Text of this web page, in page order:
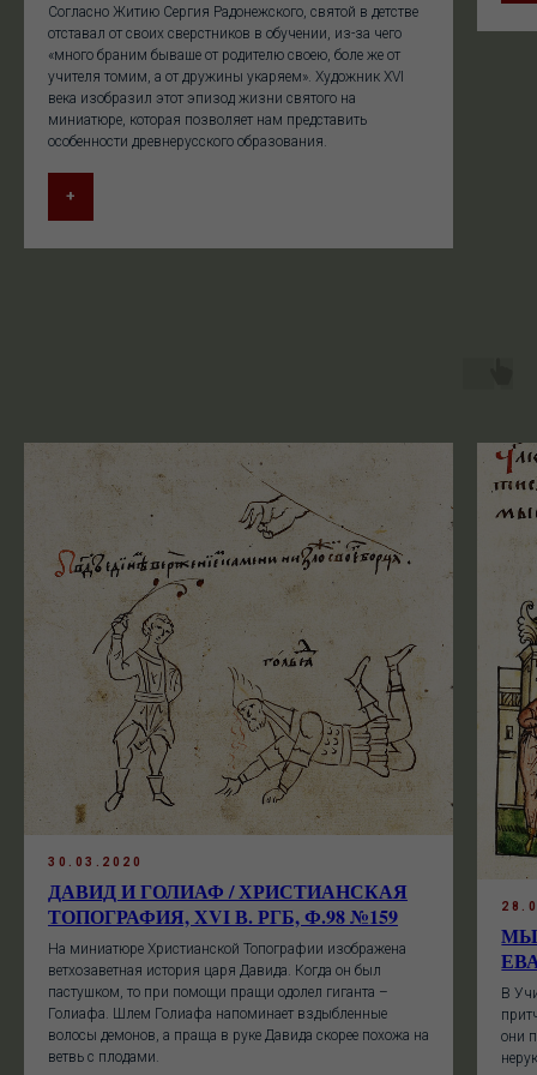
Согласно Житию Сергия Радонежского, святой в детстве
отставал от своих сверстников в обучении, из-за чего
«много браним бываше от родителю своею, боле же от
учителя томим, а от дружины укаряем». Художник XVI
века изобразил этот эпизод жизни святого на
миниатюре, которая позволяет нам представить
особенности древнерусского образования.
+
30.03.2020
ДАВИД И ГОЛИАФ / ХРИСТИАНСКАЯ
ТОПОГРАФИЯ, XVI В. РГБ, Ф.98 №159
На миниатюре Христианской Топографии изображена
ветхозаветная история царя Давида. Когда он был
пастушком, то при помощи пращи одолел гиганта –
Голиафа. Шлем Голиафа напоминает вздыбленные
волосы демонов, а праща в руке Давида скорее похожа на
ветвь с плодами.
В
они